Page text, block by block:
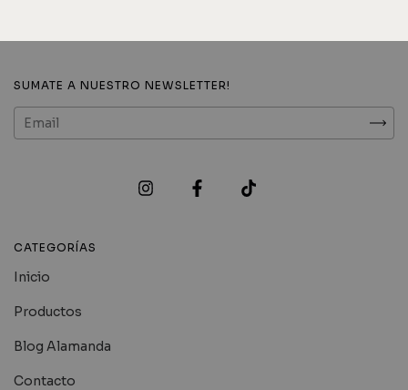
SUMATE A NUESTRO NEWSLETTER!
CATEGORÍAS
Inicio
Productos
Blog Alamanda
Contacto